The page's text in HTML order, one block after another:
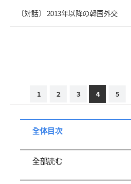
〔対話〕 2013年以降の韓国外交
1 2 3 4 5
全体目次
全部読む